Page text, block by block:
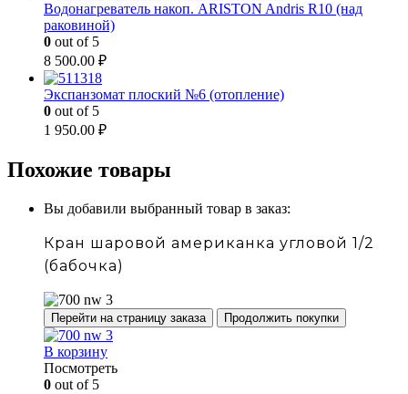
Водонагреватель накоп. ARISTON Andris R10 (над
раковиной)
0 out of 5
8 500.00 ₽
Экспанзомат плоский №6 (отопление)
0 out of 5
1 950.00 ₽
Похожие товары
Вы добавили выбранный товар в заказ:
Кран шаровой американка угловой 1/2
(бабочка)
Перейти на страницу заказа Продолжить покупки
В корзину
Посмотреть
0 out of 5